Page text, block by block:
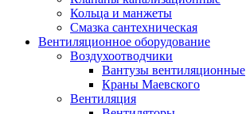
Кольца и манжеты
Смазка сантехническая
Вентиляционное оборудование
Воздухоотводчики
Вантузы вентиляционные
Краны Маевского
Вентиляция